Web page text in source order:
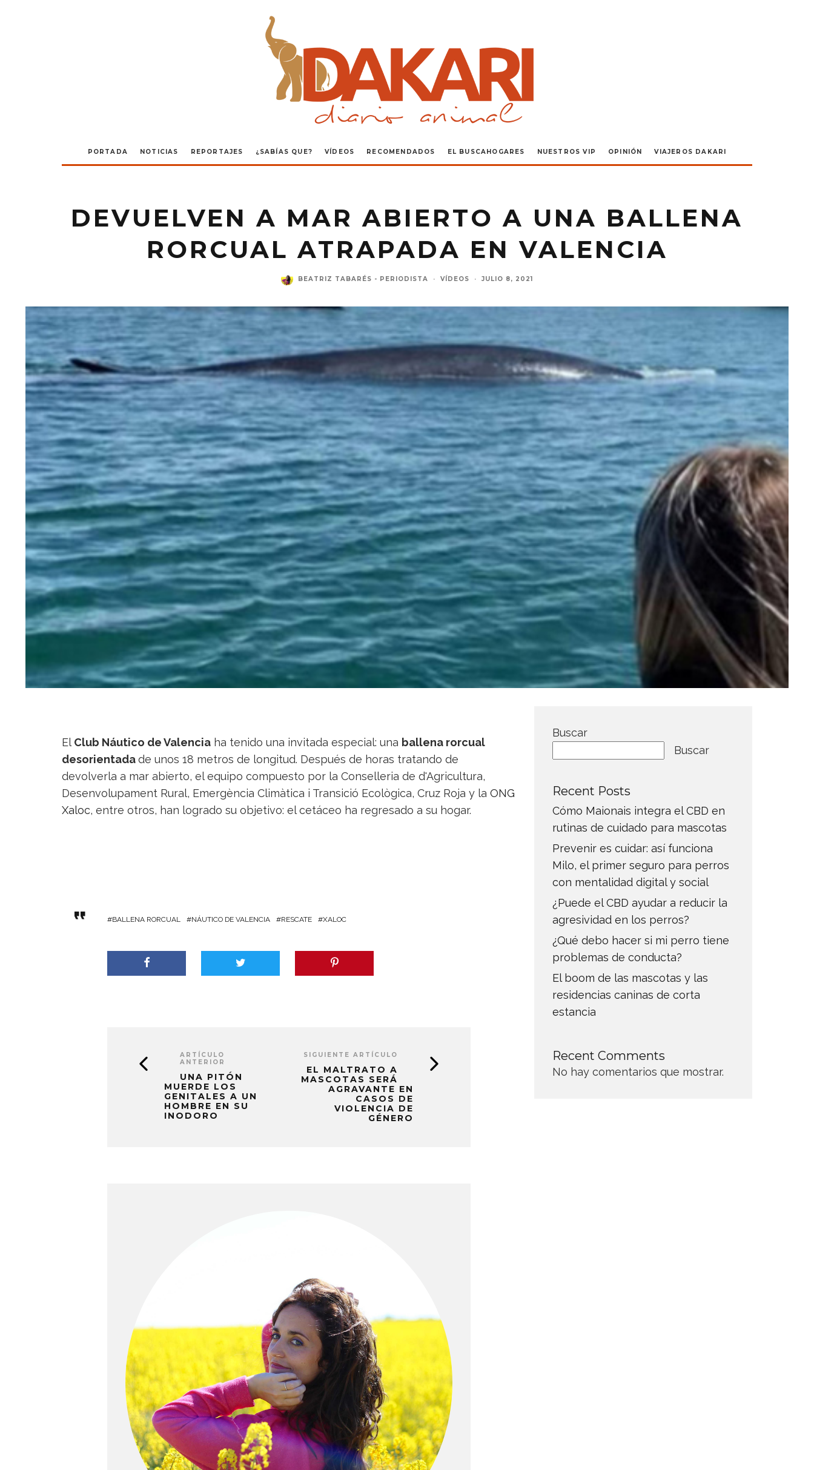
PORTADA NOTICIAS REPORTAJES ¿SABÍAS QUE? VÍDEOS RECOMENDADOS EL BUSCAHOGARES NUESTROS VIP OPINIÓN VIAJEROS DAKARI
DEVUELVEN A MAR ABIERTO A UNA BALLENA
RORCUAL ATRAPADA EN VALENCIA
BEATRIZ TABARÉS - PERIODISTA · VÍDEOS · JULIO 8, 2021
El Club Náutico deValencia ha tenido una invitada especial: una ballena rorcual
desorientadade unos 18 metros de longitud. Después de horas tratando de
devolverla a mar abierto, el equipo compuesto por la Conselleria de d'Agricultura,
Desenvolupament Rural, Emergència Climàtica i Transició Ecològica, Cruz Roja y la ONG
Xaloc, entre otros, han logrado su objetivo: el cetáceo ha regresado a su hogar.
BALLENA RORCUAL NÁUTICO DE VALENCIA RESCATE XALOC
ARTÍCULO
ANTERIOR
UNA PITÓN
MUERDE LOS
GENITALES A UN
HOMBRE EN SU
INODORO
SIGUIENTE ARTÍCULO
EL MALTRATO A
MASCOTAS SERÁ
AGRAVANTE EN
CASOS DE
VIOLENCIA DE
GÉNERO
Buscar
Buscar
Recent Posts
Cómo Maionais integra el CBD en
rutinas de cuidado para mascotas
Prevenir es cuidar: así funciona
Milo, el primer seguro para perros
con mentalidad digital y social
¿Puede el CBD ayudar a reducir la
agresividad en los perros?
¿Qué debo hacer si mi perro tiene
problemas de conducta?
El boom de las mascotas y las
residencias caninas de corta
estancia
Recent Comments
No hay comentarios que mostrar.